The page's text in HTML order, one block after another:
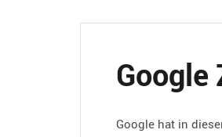
Google
Google hat in